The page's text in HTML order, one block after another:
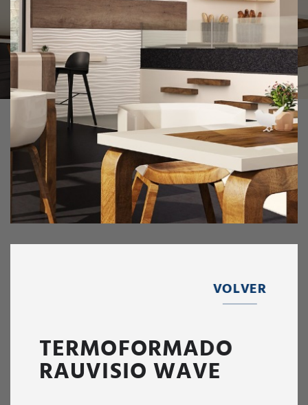
VOLVER
TERMOFORMADO
RAUVISIO WAVE